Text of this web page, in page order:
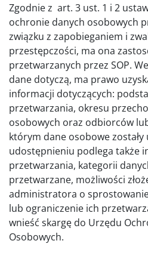
Zgodnie z art. 3 ust. 1 i 2
ochronie danych osobowych
związku z zapobieganiem i
przestępczości, ma ona
przetwarzanych przez SOP.
dane dotyczą, ma prawo
informacji dotyczących:
przetwarzania, okresu
osobowych oraz odbiorców
którym dane osobowe
udostępnieniu podlega także
przetwarzania, kategorii
przetwarzane, możliwości
administratora o
lub ograniczenie ich
wnieść skargę do Urzędu
Osobowych.